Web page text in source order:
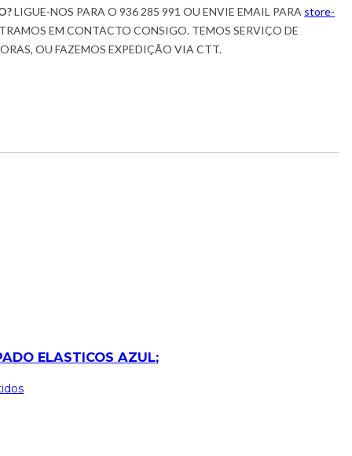
LIGUE-NOS PARA O 936 285 991 OU ENVIE EMAIL PARA store-
EM CONTACTO CONSIGO. TEMOS SERVIÇO DE
OU FAZEMOS EXPEDIÇÃO VIA CTT.
ELASTICOS AZUL;